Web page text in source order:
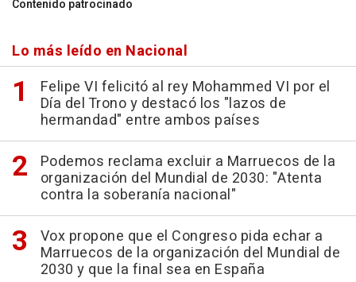
Contenido patrocinado
Lo más leído en Nacional
Felipe VI felicitó al rey Mohammed VI por el
Día del Trono y destacó los "lazos de
hermandad" entre ambos países
Podemos reclama excluir a Marruecos de la
organización del Mundial de 2030: "Atenta
contra la soberanía nacional"
Vox propone que el Congreso pida echar a
Marruecos de la organización del Mundial de
2030 y que la final sea en España